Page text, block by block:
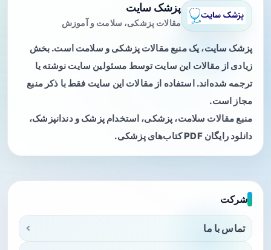
پزشک سایت
مقالات پزشکی، سلامت و آموزش
پزشک سایت، یک منبع مقالات پزشکی و سلامت است. بخش
زیادی از مقالات این سایت توسط مسئولین سایت نوشته یا
ترجمه شده‌اند. استفاده از مقالات این سایت فقط با ذکر منبع
مجاز است.
منبع مقالات سلامت، پزشکی، استخدام پزشک و دندانپزشک،
دانلود رایگان PDF کتاب‌های پزشکی.
شرکت
تماس با ما